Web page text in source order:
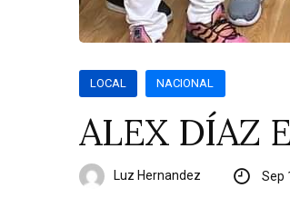
LOCAL NACIONAL
ALEX DÍAZ
Luz Hernandez Sep